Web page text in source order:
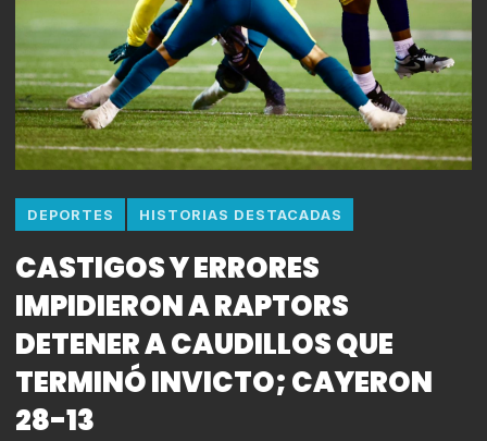
DEPORTES HISTORIAS DESTACADAS
CASTIGOS Y ERRORES
IMPIDIERON A RAPTORS
DETENER A CAUDILLOS QUE
TERMINÓ INVICTO; CAYERON
28-13